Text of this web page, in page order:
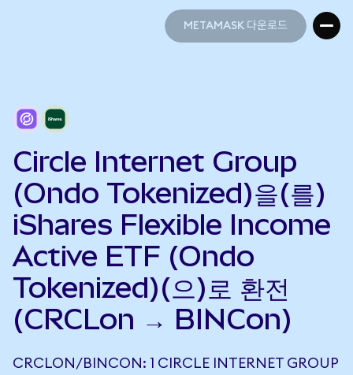
METAMASK 다운로드
Circle Internet Group
(Ondo Tokenized)을(를)
iShares Flexible Income
Active ETF (Ondo
Tokenized)(으)로 환전
(CRCLon → BINCon)
CRCLON/BINCON: 1 CIRCLE INTERNET GROUP